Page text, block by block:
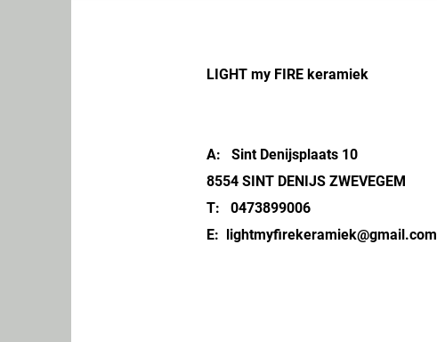
LIGHT my FIRE keramiek
A: Sint Denijsplaats 10
8554 SINT DENIJS ZWEVEGEM
T: 0473899006
E: lightmyfirekeramiek@gmail.com